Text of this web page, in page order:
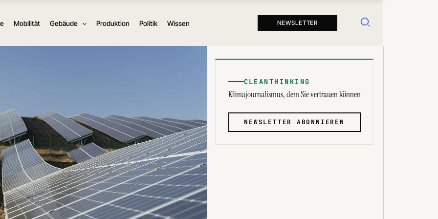
Mobilität Gebäude Produktion Politik Wissen NEWSLETTER Suchen
CLEANTHINKING
Klimajournalismus, dem Sie vertrauen können
NEWSLETTER ABONNIEREN